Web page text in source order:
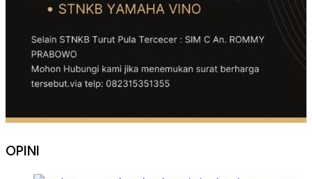
OPINI